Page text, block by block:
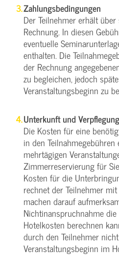
Zahlungsbedingungen
Der Teilnehmer erhält
Rechnung. In diesen
eventuelle
enthalten. Die
der Rechnung
zu begleichen, jedoch
Veranstaltungsbeginn zu
Unterkunft und Verpflegung
Die Kosten für eine
in den Teilnahmegebühren
mehrtägigen
Zimmerreservierung für
Kosten für die
rechnet der Teilnehmer
machen darauf
Nichtinanspruchnahme
Hotelkosten berechnen
durch den Teilnehmer
Veranstaltungsbeginn im